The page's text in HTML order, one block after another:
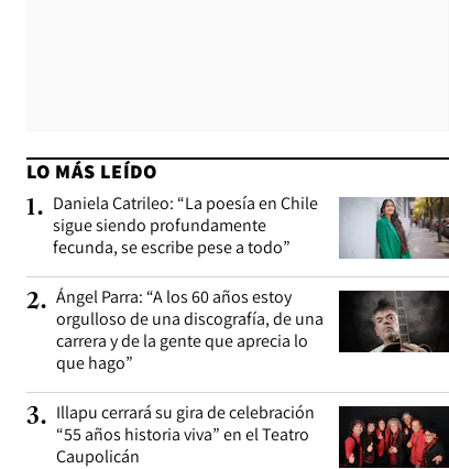
LO MÁS LEÍDO
1. Daniela Catrileo: “La poesía en Chile
sigue siendo profundamente
fecunda, se escribe pese a todo”
2. Ángel Parra: “A los 60 años estoy
orgulloso de una discografía, de una
carrera y de la gente que aprecia lo
que hago”
3. Illapu cerrará su gira de celebración
“55 años historia viva” en el Teatro
Caupolicán